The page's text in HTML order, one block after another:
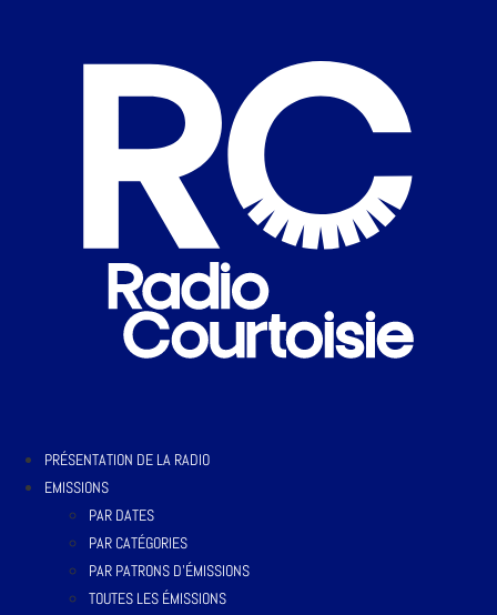
PRÉSENTATION DE LA RADIO
EMISSIONS
PAR DATES
PAR CATÉGORIES
PAR PATRONS D’ÉMISSIONS
TOUTES LES ÉMISSIONS